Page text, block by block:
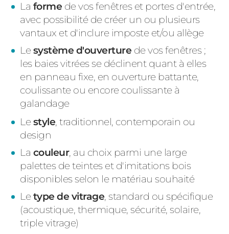
La forme de vos fenêtres et portes d'entrée,
avec possibilité de créer un ou plusieurs
vantaux et d'inclure imposte et/ou allège
Lesystème d'ouverture de vos fenêtres ;
les baies vitrées se déclinent quant à elles
en panneau fixe, en ouverture battante,
coulissante ou encore coulissante à
galandage
Lestyle, traditionnel, contemporain ou
design
La couleur, au choix parmi une large
palettes de teintes et d'imitations bois
disponibles selon le matériau souhaité
Letype de vitrage, standard ou spécifique
(acoustique, thermique, sécurité, solaire,
triple vitrage)